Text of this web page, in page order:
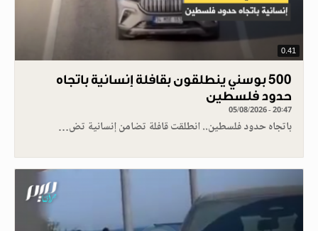
0.41
500 بوسني ينطلقون بقافلة إنسانية باتجاه
حدود فلسطين
05/08/2026 - 20:47
باتجاه حدود فلسطين.. انطلقت قافلة تضامن إنسانية تض…